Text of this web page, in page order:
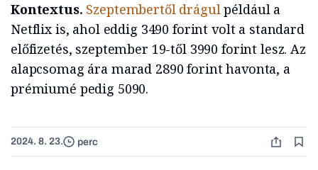
Kontextus. Szeptembertől drágulpéldául a
Netflix is, ahol eddig 3490 forint volt a standard
előfizetés, szeptember 19-től 3990 forint lesz. Az
alapcsomag ára marad 2890 forint havonta, a
prémiumé pedig 5090.
2024. 8. 23. perc